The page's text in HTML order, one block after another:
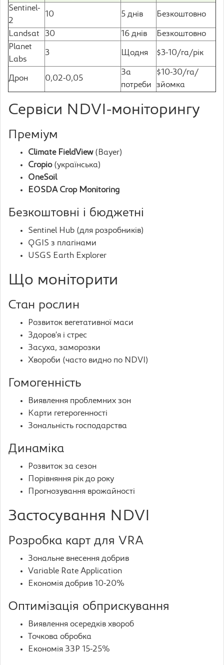
Sentinel-
2
10 5 днів Безкоштовно
Landsat 30 16 днів
Безкоштовно
Planet
Labs
3 Щодня $3-10/га/рік
Дрон 0,02-0,05
За
потреби
$10-30/га/
зйомка
Сервіси NDVI-моніторингу
Преміум
Climate FieldView(Bayer)
Cropio(українська)
OneSoil
EOSDA Crop Monitoring
Безкоштовні і бюджетні
Sentinel Hub (для розробників)
QGIS з плагінами
USGS Earth Explorer
Що моніторити
Стан рослин
Розвиток вегетативної маси
Здоров’я і стрес
Засуха, заморозки
Хвороби (часто видно по NDVI)
Гомогенність
Виявлення проблемних зон
Карти гетерогенності
Зональність господарства
Динаміка
Розвиток за сезон
Порівняння рік до року
Прогнозування врожайності
Застосування NDVI
Розробка карт для VRA
Зональне внесення добрив
Variable Rate Application
Економія добрив 10-20%
Оптимізація обприскування
Виявлення осередків хвороб
Точкова обробка
Економія ЗЗР 15-25%